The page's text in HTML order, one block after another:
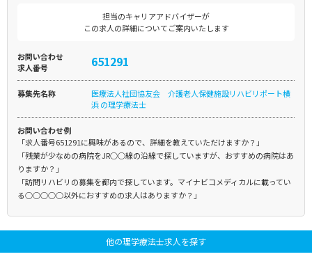
担当のキャリアアドバイザーが
この求人の詳細についてご案内いたします
お問い合わせ
求人番号
651291
募集先名称
医療法人社団協友会 介護老人保健施設リハビリポート横
浜 の理学療法士
お問い合わせ例
「求人番号651291に興味があるので、詳細を教えていただけますか？」
「残業が少なめの病院をJR○○線の沿線で探していますが、おすすめの病院はあ
りますか？」
「訪問リハビリの募集を都内で探しています。マイナビコメディカルに載ってい
る○○○○○以外におすすめの求人はありますか？」
他の理学療法士求人を探す